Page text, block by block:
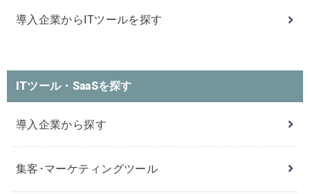
導入企業からITツールを探す
ITツール・SaaSを探す
導入企業から探す
集客･マーケティングツール